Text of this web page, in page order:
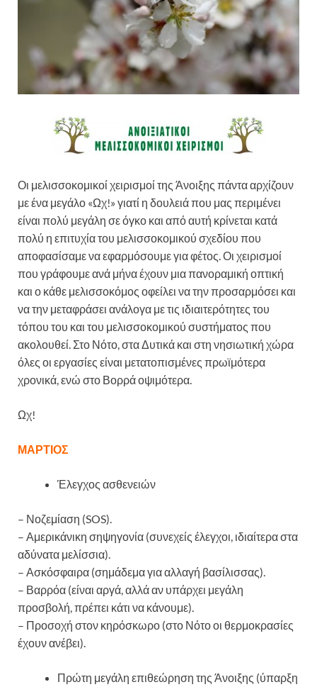
Οι μελισσοκομικοί χειρισμοί της Άνοιξης πάντα αρχίζουν
με ένα μεγάλο «Ωχ!» γιατί η δουλειά που μας περιμένει
είναι πολύ μεγάλη σε όγκο και από αυτή κρίνεται κατά
πολύ η επιτυχία του μελισσοκομικού σχεδίου που
αποφασίσαμε να εφαρμόσουμε για φέτος. Οι χειρισμοί
που γράφουμε ανά μήνα έχουν μια πανοραμική οπτική
και ο κάθε μελισσοκόμος οφείλει να την προσαρμόσει και
να την μεταφράσει ανάλογα με τις ιδιαιτερότητες του
τόπου του και του μελισσοκομικού συστήματος που
ακολουθεί. Στο Νότο, στα Δυτικά και στη νησιωτική χώρα
όλες οι εργασίες είναι μετατοπισμένες πρωϊμότερα
χρονικά, ενώ στο Βορρά οψιμότερα.
Ωχ!
ΜΑΡΤΙΟΣ
Έλεγχος ασθενειών
– Νοζεμίαση (SOS).
– Αμερικάνικη σηψηγονία (συνεχείς έλεγχοι, ιδιαίτερα στα
αδύνατα μελίσσια).
– Ασκόσφαιρα (σημάδεμα για αλλαγή βασίλισσας).
– Βαρρόα (είναι αργά, αλλά αν υπάρχει μεγάλη
προσβολή, πρέπει κάτι να κάνουμε).
– Προσοχή στον κηρόσκωρο (στο Νότο οι θερμοκρασίες
έχουν ανέβει).
Πρώτη μεγάλη επιθεώρηση της Άνοιξης (ύπαρξη